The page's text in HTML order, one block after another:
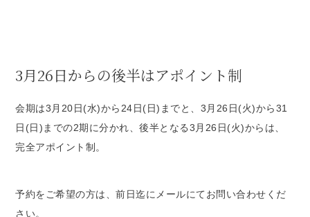
3月26日からの後半はアポイント制
会期は3月20日(水)から24日(日)までと、3月26日(火)から31
日(日)までの2期に分かれ、後半となる3月26日(火)からは、
完全アポイント制。
予約をご希望の方は、前日迄にメールにてお問い合わせくだ
さい。